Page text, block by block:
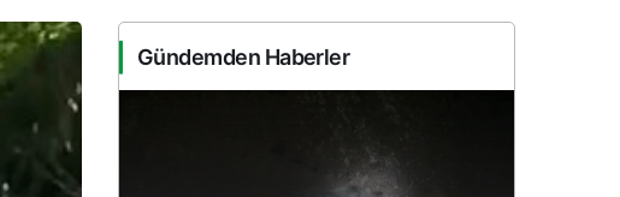
Gündemden Haberler